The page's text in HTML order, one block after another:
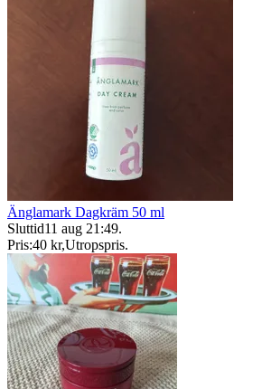
Änglamark Dagkräm 50 ml
Sluttid11 aug 21:49.
Pris:40 kr,Utropspris.